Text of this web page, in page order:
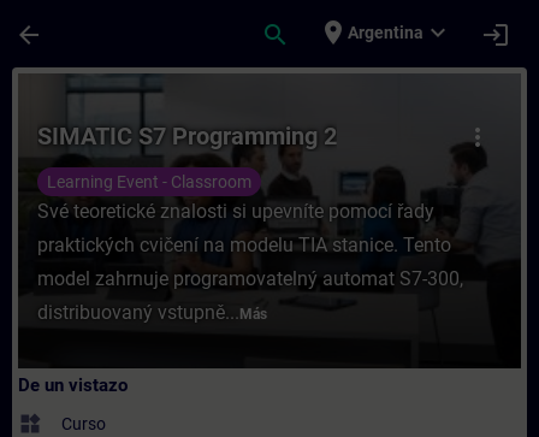
arrow_back search place Argentina expand_more login
Curso - SIMATIC S7 Programming 2 -
more_vert
SIMATIC S7 Programming 2
Learning Event - Classroom
Své teoretické znalosti si upevníte pomocí řady
praktických cvičení na modelu TIA stanice. Tento
model zahrnuje programovatelný automat S7-300,
distribuovaný vstupně... Más
De un vistazo
widgets Curso